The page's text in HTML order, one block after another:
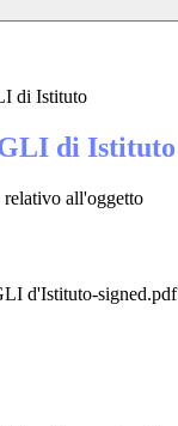
di Istituto
di Istituto
all'oggetto
d'Istituto-signed.pdf